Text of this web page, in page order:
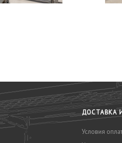
ДОСТАВКА
Условия